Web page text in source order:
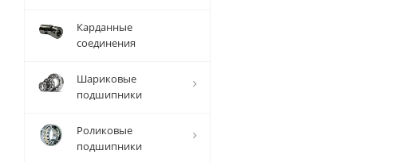
Карданные
соединения
Шариковые
подшипники
Роликовые
подшипники